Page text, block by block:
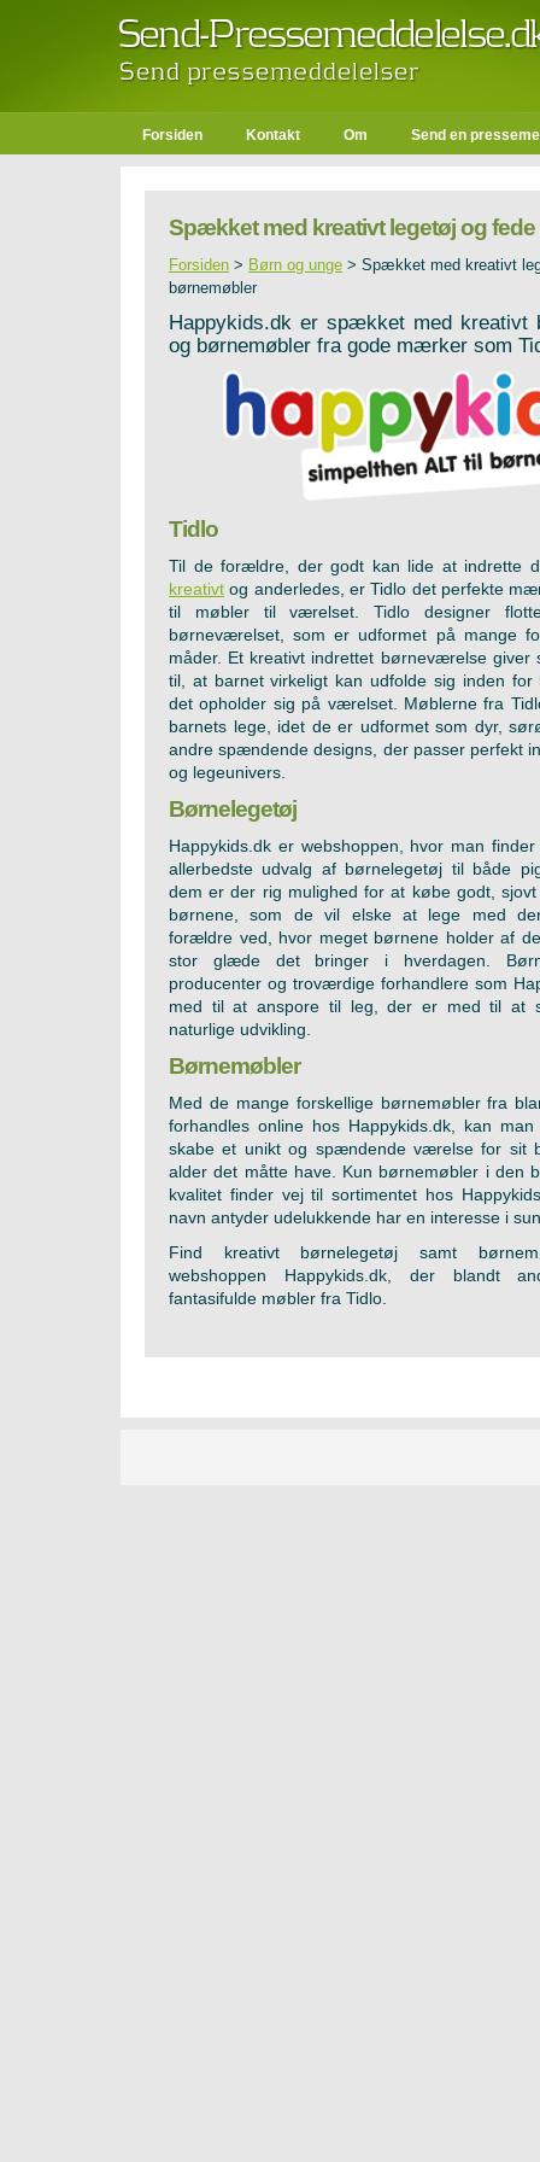
Forsiden Kontakt Om Send en
Spækket med kreativt legetøj og
Forsiden > Børn og unge > Spækket med kreativt
børnemøbler
Happykids.dk er spækket med kreativt
og børnemøbler fra gode mærker som
Tidlo
Til de forældre, der godt kan lide at indrette
kreativt og anderledes, er Tidlo det perfekte
til møbler til værelset. Tidlo designer
børneværelset, som er udformet på mange
måder. Et kreativt indrettet børneværelse giver
til, at barnet virkeligt kan udfolde sig inden
det opholder sig på værelset. Møblerne fra
barnets lege, idet de er udformet som dyr,
andre spændende designs, der passer perfekt
og legeunivers.
Børnelegetøj
Happykids.dk er webshoppen, hvor man
allerbedste udvalg af børnelegetøj til både
dem er der rig mulighed for at købe godt,
børnene, som de vil elske at lege med
forældre ved, hvor meget børnene holder af
stor glæde det bringer i hverdagen.
producenter og troværdige forhandlere som
med til at anspore til leg, der er med til at
naturlige udvikling.
Børnemøbler
Med de mange forskellige børnemøbler fra
forhandles online hos Happykids.dk, kan
skabe et unikt og spændende værelse for sit
alder det måtte have. Kun børnemøbler i den
kvalitet finder vej til sortimentet hos
navn antyder udelukkende har en interesse i
Find kreativt børnelegetøj samt
webshoppen Happykids.dk, der blandt
fantasifulde møbler fra Tidlo.